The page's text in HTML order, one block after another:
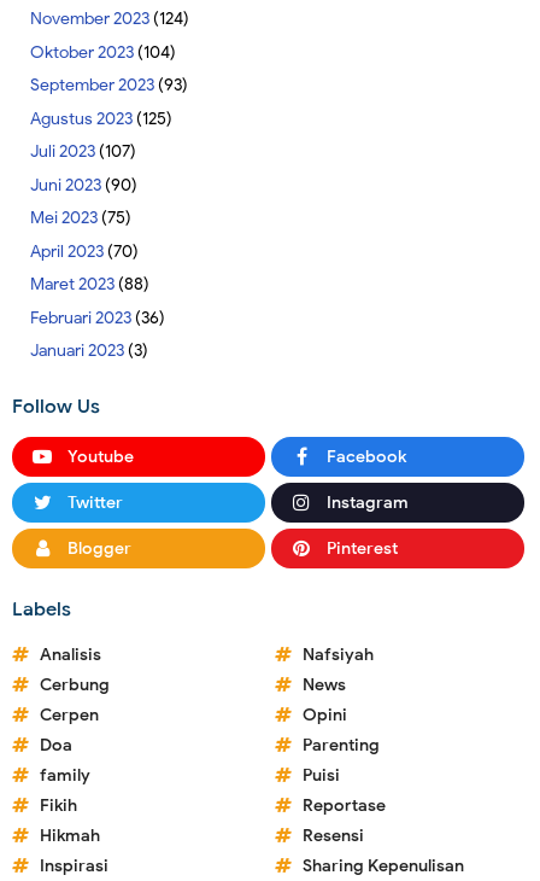
November 2023(124)
Oktober 2023(104)
September 2023(93)
Agustus 2023(125)
Juli 2023(107)
Juni 2023(90)
Mei 2023(75)
April 2023(70)
Maret 2023(88)
Februari 2023(36)
Januari 2023(3)
Follow Us
Youtube Facebook
Twitter Instagram
Blogger Pinterest
Labels
Analisis
Cerbung
Cerpen
Doa
family
Fikih
Hikmah
Inspirasi
Nafsiyah
News
Opini
Parenting
Puisi
Reportase
Resensi
Sharing Kepenulisan